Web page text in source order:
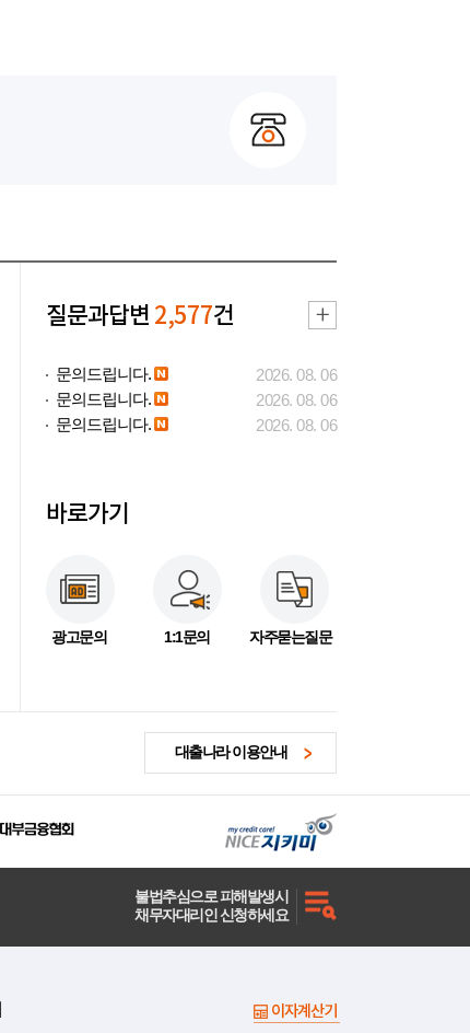
질문과답변 2,577건
문의드립니다.
2026. 08. 06
문의드립니다.
2026. 08. 06
문의드립니다.
2026. 08. 06
바로가기
광고문의 1:1문의 자주묻는질문
대출나라 이용안내
불법추심으로 피해발생시
채무자대리인 신청하세요
이자계산기